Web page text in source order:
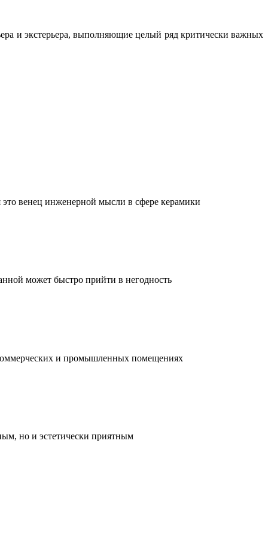
и экстерьера, выполняющие целый ряд критически важных
венец инженерной мысли в сфере керамики
может быстро прийти в негодность
и промышленных помещениях
но и эстетически приятным